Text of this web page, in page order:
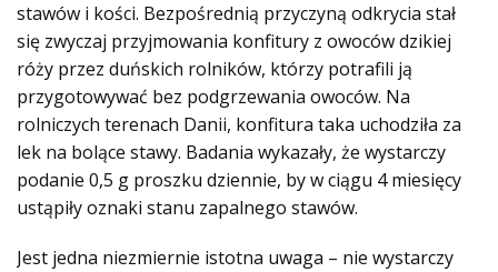
stawów i kości. Bezpośrednią przyczyną odkrycia stał
się zwyczaj przyjmowania konfitury z owoców dzikiej
róży przez duńskich rolników, którzy potrafili ją
przygotowywać bez podgrzewania owoców. Na
rolniczych terenach Danii, konfitura taka uchodziła za
lek na bolące stawy. Badania wykazały, że wystarczy
podanie 0,5 g proszku dziennie, by w ciągu 4 miesięcy
ustąpiły oznaki stanu zapalnego stawów.
Jest jedna niezmiernie istotna uwaga – nie wystarczy